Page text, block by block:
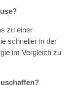
zu einer
schneller in der
im Vergleich zu